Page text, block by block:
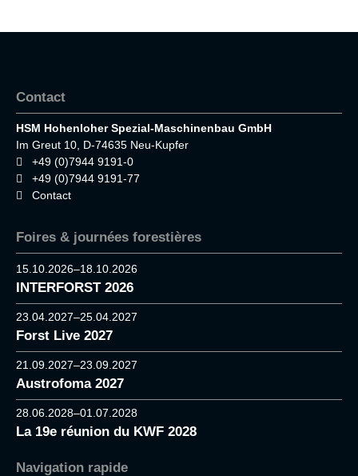
Contact
HSM Hohenloher Spezial-Maschinenbau GmbH
Im Greut 10, D-74635 Neu-Kupfer
+49 (0)7944 9191-0
+49 (0)7944 9191-77
Contact
Foires & journées forestières
15.10.2026–18.10.2026
INTERFORST 2026
23.04.2027–25.04.2027
Forst Live 2027
21.09.2027–23.09.2027
Austrofoma 2027
28.06.2028–01.07.2028
La 19e réunion du KWF 2028
Navigation rapide